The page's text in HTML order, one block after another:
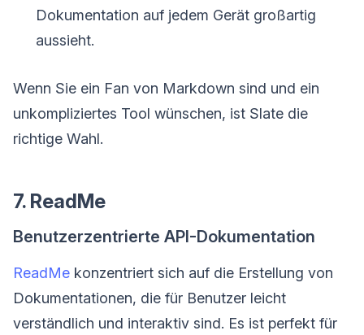
Dokumentation auf jedem Gerät großartig
aussieht.
Wenn Sie ein Fan von Markdown sind und ein
unkompliziertes Tool wünschen, ist Slate die
richtige Wahl.
7. ReadMe
Benutzerzentrierte API-Dokumentation
ReadMe konzentriert sich auf die Erstellung von
Dokumentationen, die für Benutzer leicht
verständlich und interaktiv sind. Es ist perfekt für